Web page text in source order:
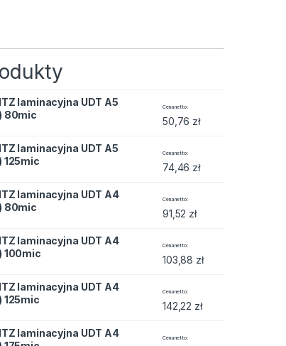
A5 (100szt) 80mic quantity
laminacyjna UDT A5
80mic
Cena netto
50,76 zł
A5 (100szt) 125mic quantity
laminacyjna UDT A5
125mic
Cena netto
74,46 zł
A4 (100szt) 80mic quantity
laminacyjna UDT A4
80mic
Cena netto
91,52 zł
A4 (100szt) 100mic quantity
laminacyjna UDT A4
100mic
Cena netto
103,88 zł
A4 (100szt) 125mic quantity
laminacyjna UDT A4
125mic
Cena netto
142,22 zł
A4 (100szt) 175mic quantity
laminacyjna UDT A4
Cena netto